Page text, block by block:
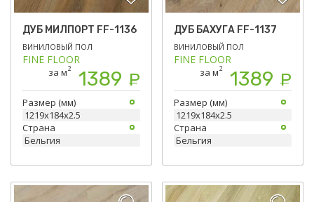
ДУБ МИЛПОРТ FF-1136
ВИНИЛОВЫЙ ПОЛ
FINE FLOOR
за м2 1389 Р
Размер (мм)
1219х184х2.5
Страна
Бельгия
ДУБ БАХУГА FF-1137
ВИНИЛОВЫЙ ПОЛ
FINE FLOOR
за м2 1389 Р
Размер (мм)
1219х184х2.5
Страна
Бельгия